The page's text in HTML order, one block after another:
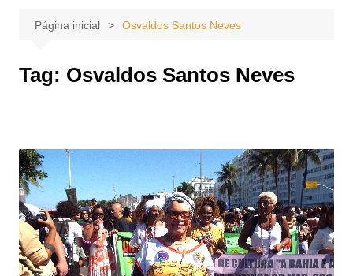
Página inicial Osvaldos Santos Neves
Tag: Osvaldos Santos Neves